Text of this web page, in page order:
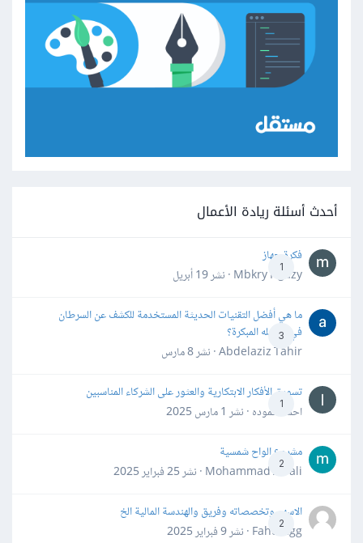
أحدث أسئلة ريادة الأعمال
1
فكرة جهاز
Mbkry Hgazy · نشر
19 أبريل
3
ما هي أفضل التقنيات الحديثة المستخدمة للكشف عن السرطان
في مراحله المبكرة؟
Abdelaziz Tahir · نشر
8 مارس
1
تسويق الأفكار الابتكارية والعثور على الشركاء المناسبين
احمد حموده · نشر 1 مارس 2025
2
مشروع الواح شمسية
Mohammad Awali · نشر
25 فبراير 2025
2
الاسهم وتخصصاته وفريق والهندسة المالية الخ
Fahd Ggg · نشر
9 فبراير 2025